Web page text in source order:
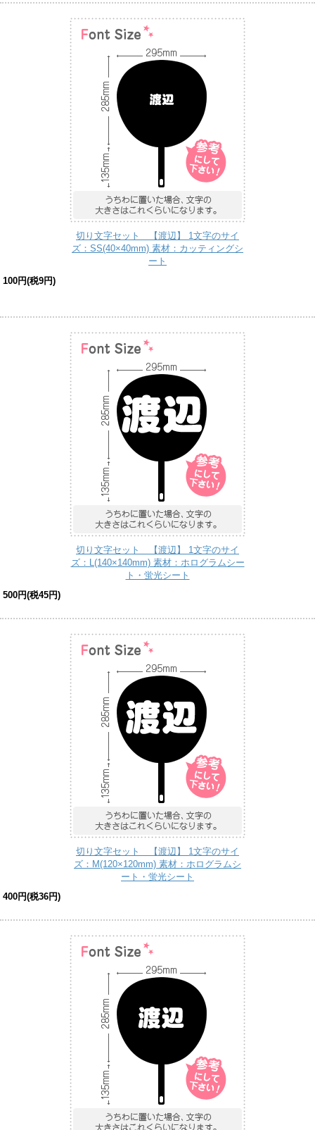
切り文字セット 【渡辺】 1文字のサイ
ズ：SS(40×40mm) 素材：カッティングシ
ート
100円(税9円)
切り文字セット 【渡辺】 1文字のサイ
ズ：L(140×140mm) 素材：ホログラムシー
ト・蛍光シート
500円(税45円)
切り文字セット 【渡辺】 1文字のサイ
ズ：M(120×120mm) 素材：ホログラムシ
ート・蛍光シート
400円(税36円)